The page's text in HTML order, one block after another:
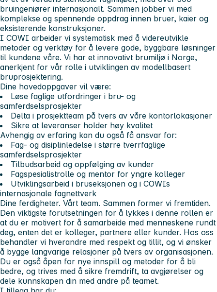
bruingeniører internasjonalt. Sammen jobber vi med
komplekse og spennende oppdrag innen bruer, kaier og
eksisterende konstruksjoner.
I COWI arbeider vi systematisk med å videreutvikle
metoder og verktøy for å levere gode, byggbare løsninger
til kundene våre. Vi har et innovativt brumiljø i Norge,
anerkjent for vår rolle i utviklingen av modellbasert
bruprosjektering.
Dine hovedoppgaver vil være:
Løse faglige utfordringer i bru- og
samferdselsprosjekter
Delta i prosjektteam på tvers av våre kontorlokasjoner
Sikre at leveranser holder høy kvalitet
Avhengig av erfaring kan du også få ansvar for:
Fag- og disiplinledelse i større tverrfaglige
samferdselsprosjekter
Tilbudsarbeid og oppfølging av kunder
Fagspesialistrolle og mentor for yngre kolleger
Utviklingsarbeid i bruseksjonen og i COWIs
internasjonale fagnettverk
Dine ferdigheter. Vårt team. Sammen former vi fremtiden.
Den viktigste forutsetningen for å lykkes i denne rollen er
at du er motivert for å samarbeide med menneskene rundt
deg, enten det er kolleger, partnere eller kunder. Hos oss
behandler vi hverandre med respekt og tillit, og vi ønsker
å bygge langvarige relasjoner på tvers av organisasjonen.
Du er også åpen for nye innspill og metoder for å bli
bedre, og trives med å sikre fremdrift, ta avgjørelser og
dele kunnskapen din med andre på teamet.